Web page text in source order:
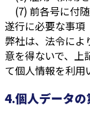
(7) 前各号に付
遂行に必要な事項
弊社は、法令によ
意を得ないで、上
て個人情報を利用
4.個人データ